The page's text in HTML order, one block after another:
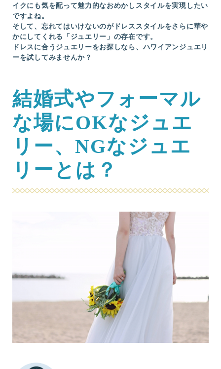
イクにも気を配って魅力的なおめかしスタイルを実現したい
ですよね。
そして、忘れてはいけないのがドレススタイルをさらに華や
かにしてくれる「ジュエリー」の存在です。
ドレスに合うジュエリーをお探しなら、ハワイアンジュエリ
ーを試してみませんか？
結婚式やフォーマル
な場にOKなジュエ
リー、NGなジュエ
リーとは？